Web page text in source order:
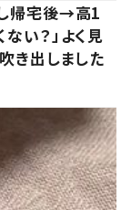
帰宅後→高1
い？」よく見
き出しました